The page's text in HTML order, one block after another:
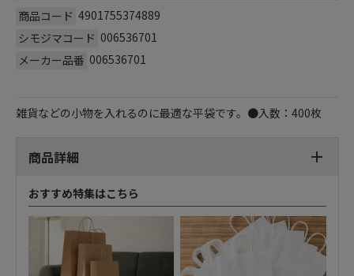
商品コード 4901755374889
シモジマコード 006536701
メーカー品番 006536701
雑貨などの小物を入れるのに最適な平袋です。●入数：400枚
商品詳細
おすすめ特集はこちら